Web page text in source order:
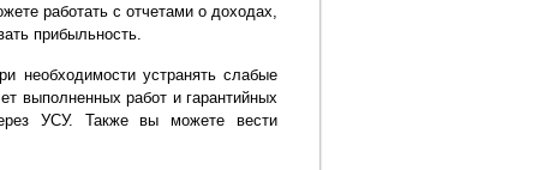
работать с отчетами о доходах,
прибыльность.
необходимости устранять слабые
выполненных работ и гарантийных
УСУ. Также вы можете вести